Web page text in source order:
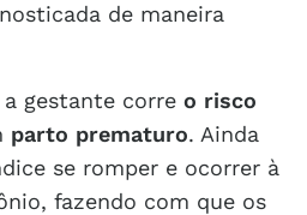
de maneira
a gestante corre o risco
parto prematuro. Ainda
se romper e ocorrer à
fazendo com que os